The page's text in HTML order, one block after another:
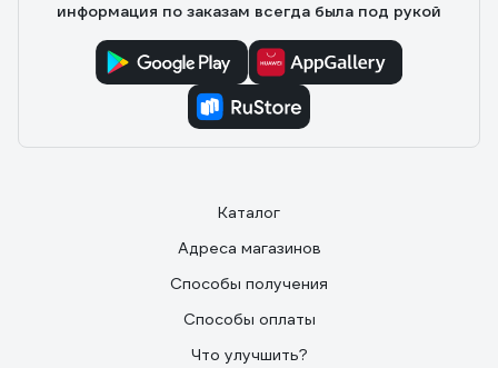
информация по заказам всегда была под рукой
Каталог
Адреса магазинов
Способы получения
Способы оплаты
Что улучшить?